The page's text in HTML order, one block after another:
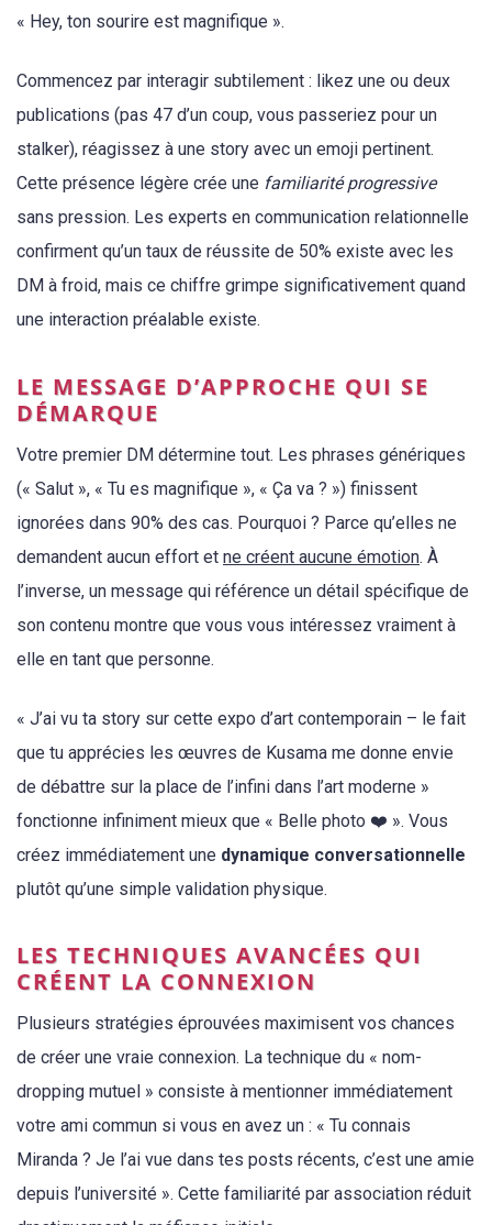
« Hey, ton sourire est magnifique ».
Commencez par interagir subtilement : likez une ou deux
publications (pas 47 d’un coup, vous passeriez pour un
stalker), réagissez à une story avec un emoji pertinent.
Cette présence légère crée une familiarité progressive
sans pression. Les experts en communication relationnelle
confirment qu’un taux de réussite de 50% existe avec les
DM à froid, mais ce chiffre grimpe significativement quand
une interaction préalable existe.
LE MESSAGE D’APPROCHE QUI SE
DÉMARQUE
Votre premier DM détermine tout. Les phrases génériques
(« Salut », « Tu es magnifique », « Ça va ? ») finissent
ignorées dans 90% des cas. Pourquoi ? Parce qu’elles ne
demandent aucun effort et ne créent aucune émotion. À
l’inverse, un message qui référence un détail spécifique de
son contenu montre que vous vous intéressez vraiment à
elle en tant que personne.
« J’ai vu ta story sur cette expo d’art contemporain – le fait
que tu apprécies les œuvres de Kusama me donne envie
de débattre sur la place de l’infini dans l’art moderne »
fonctionne infiniment mieux que « Belle photo ❤️ ». Vous
créez immédiatement une dynamique conversationnelle
plutôt qu’une simple validation physique.
LES TECHNIQUES AVANCÉES QUI
CRÉENT LA CONNEXION
Plusieurs stratégies éprouvées maximisent vos chances
de créer une vraie connexion. La technique du « nom-
dropping mutuel » consiste à mentionner immédiatement
votre ami commun si vous en avez un : « Tu connais
Miranda ? Je l’ai vue dans tes posts récents, c’est une amie
depuis l’université ». Cette familiarité par association réduit